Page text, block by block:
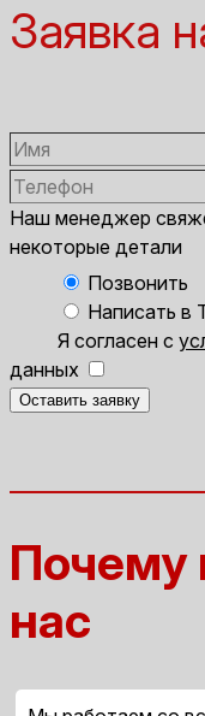
Заявка
Наш менеджер
некоторые детали
Позвонить
Написать в
Я согласен с
данных
Оставить заявку
Почему
нас